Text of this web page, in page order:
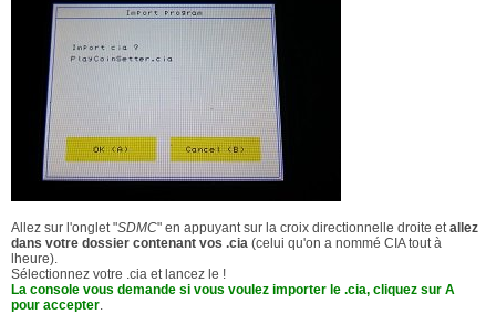
Allez sur l'onglet "SDMC" en appuyant sur la croix directionnelle droite etallez
dans votre dossier contenant vos .cia (celui qu'on a nommé CIA tout à
lheure).
Sélectionnez votre .cia et lancez le !
La console vous demande si vous voulez importer le .cia, cliquez sur A
pour accepter.